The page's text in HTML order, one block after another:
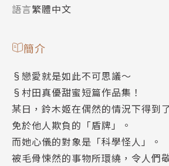
語言繁體中文
簡介
§戀愛就是如此不可思議～
§村田真優甜蜜短篇作品集！
某日，鈴木姬在偶然的情況下得到
免於他人欺負的「盾牌」。
而她心儀的對象是「科學怪人」。
被毛骨悚然的事物所環繞，令人們